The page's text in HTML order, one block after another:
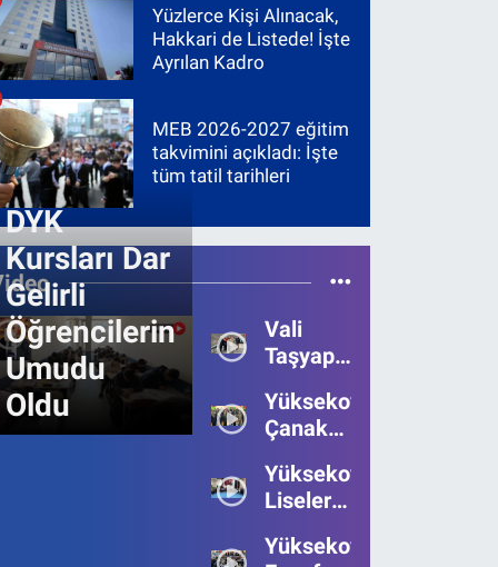
Yüzlerce Kişi Alınacak,
Hakkari de Listede! İşte
Ayrılan Kadro
MEB 2026-2027 eğitim
takvimini açıkladı: İşte
tüm tatil tarihleri
DYK
Kursları Dar
Gelirli
Öğrencilerin
Umudu
Oldu
Vali
Taşyapan,
Bölgesinde
İncelemelerde
Bulundu
Yüksekova’da
Çanakkale
111.Yılı
Kutlandı
Yüksekova’da
Liseler
Bilgi
Yüksekova